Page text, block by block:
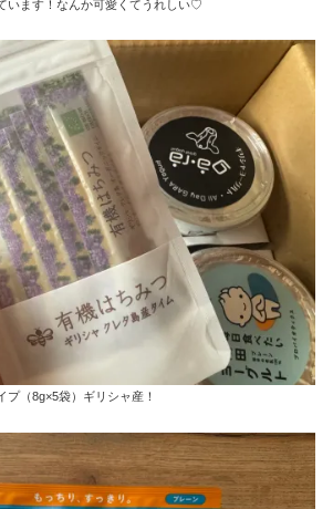
います！なんか可愛くてうれしい♡
（8g×5袋）ギリシャ産！